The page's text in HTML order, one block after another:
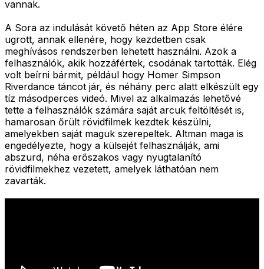
vannak.
A Sora az indulását követő héten az App Store élére
ugrott, annak ellenére, hogy kezdetben csak
meghívásos rendszerben lehetett használni. Azok a
felhasználók, akik hozzáfértek, csodának tartották. Elég
volt beírni bármit, például hogy Homer Simpson
Riverdance táncot jár, és néhány perc alatt elkészült egy
tíz másodperces videó. Mivel az alkalmazás lehetővé
tette a felhasználók számára saját arcuk feltöltését is,
hamarosan őrült rövidfilmek kezdtek készülni,
amelyekben saját maguk szerepeltek. Altman maga is
engedélyezte, hogy a külsejét felhasználják, ami
abszurd, néha erőszakos vagy nyugtalanító
rövidfilmekhez vezetett, amelyek láthatóan nem
zavarták.